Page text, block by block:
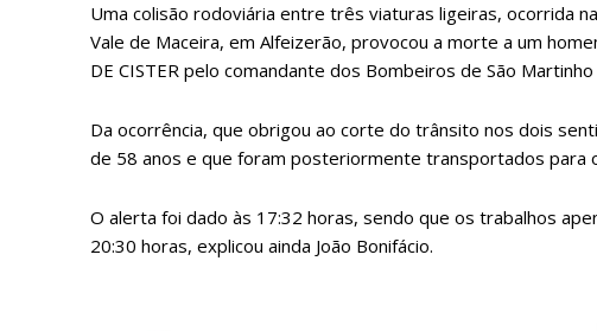
Uma colisão rodoviária entre três viaturas ligeiras, ocorrida
Vale de Maceira, em Alfeizerão, provocou a morte a um
DE CISTER pelo comandante dos Bombeiros de São
Da ocorrência, que obrigou ao corte do trânsito nos dois
de 58 anos e que foram posteriormente transportados para
O alerta foi dado às 17:32 horas, sendo que os trabalhos
20:30 horas, explicou ainda João Bonifácio.